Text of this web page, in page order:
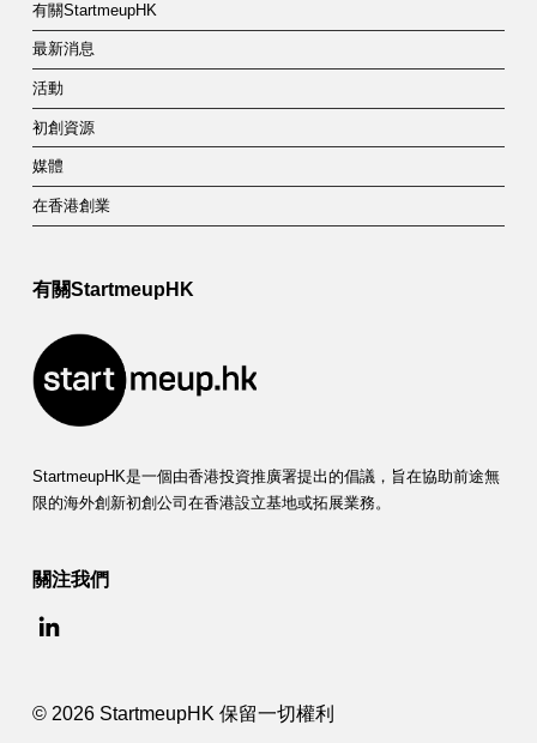
有關StartmeupHK
最新消息
活動
初創資源
媒體
在香港創業
有關StartmeupHK
StartmeupHK是一個由香港投資推廣署提出的倡議，旨在協助前途無
限的海外創新初創公司在香港設立基地或拓展業務。
關注我們
© 2026 StartmeupHK 保留一切權利